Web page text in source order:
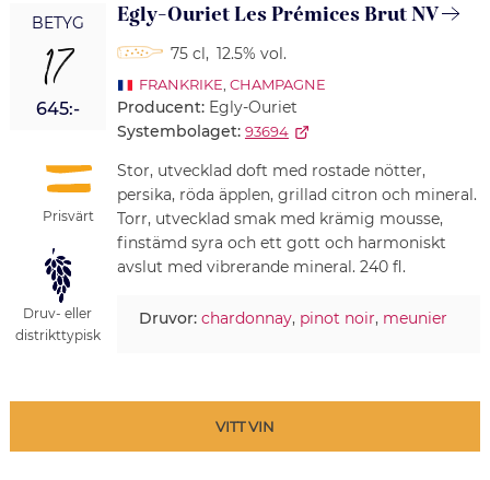
BETYG
17
645:-
Prisvärt
Druv- eller
distrikttypisk
Egly-Ouriet Les Prémices Brut NV
75 cl, 12.5% vol.
FRANKRIKE CHAMPAGNE
Producent: Egly-Ouriet
Systembolaget: 93694
Stor, utvecklad doft med rostade nötter,
persika, röda äpplen, grillad citron och mineral.
Torr, utvecklad smak med krämig mousse,
finstämd syra och ett gott och harmoniskt
avslut med vibrerande mineral. 240 fl.
Druvor: chardonnay, pinot noir, meunier
VITT VIN